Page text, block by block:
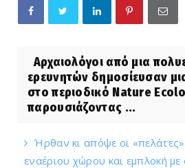
Αρχαιολόγοι από μια
ερευνητών δημοσίευσαν
στο περιοδικό Nature
παρουσιάζοντας ...
Ήρθαν κι απόψε οι
εναέριου χώρου και εμπλοκή με